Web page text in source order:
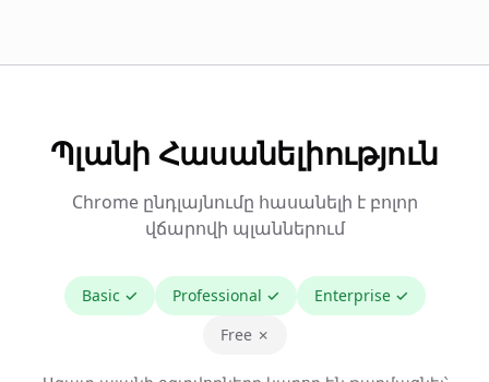
Պլանի Հասանելիություն
Chrome ընդլայնումը հասանելի է բոլոր
վճարովի պլաններում
Basic ✓ Professional ✓ Enterprise✓
Free ✗